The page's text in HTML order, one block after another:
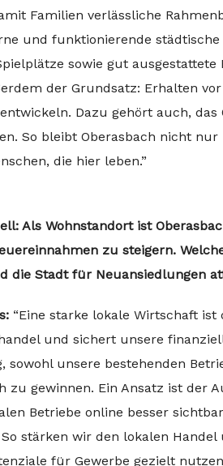
Familien verlässliche
und funktionierende
sowie gut
der Grundsatz: Erhalten
Dazu gehört auch,
So bleibt Oberasbach nicht
die hier leben.”
Als Wohnstandort ist
zu steigern.
die Stadt für Neuansiedlungen
“Eine starke lokale Wirtschaft
und sichert unsere
sowohl unsere bestehenden
zu gewinnen. Ein Ansatz ist der
Betriebe online besser
stärken wir den lokalen
für Gewerbe gezielt